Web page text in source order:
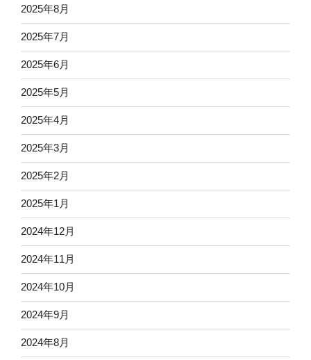
2025年8月
2025年7月
2025年6月
2025年5月
2025年4月
2025年3月
2025年2月
2025年1月
2024年12月
2024年11月
2024年10月
2024年9月
2024年8月